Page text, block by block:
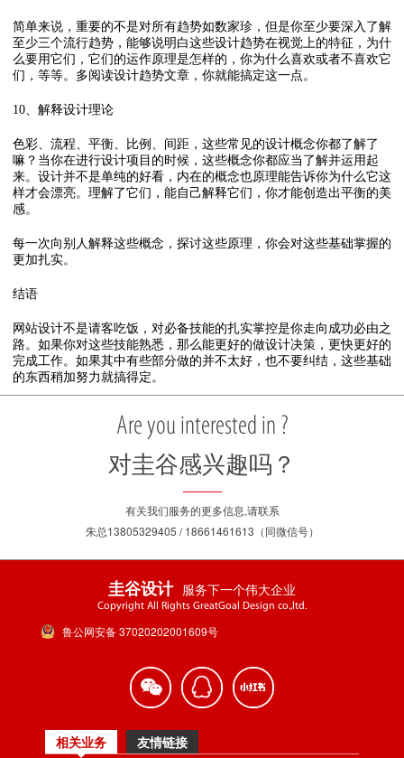
简单来说，重要的不是对所有趋势如数家珍，但是你至少要深入了解
至少三个流行趋势，能够说明白这些设计趋势在视觉上的特征，为什
么要用它们，它们的运作原理是怎样的，你为什么喜欢或者不喜欢它
们，等等。多阅读设计趋势文章，你就能搞定这一点。
10、解释设计理论
色彩、流程、平衡、比例、间距，这些常见的设计概念你都了解了
嘛？当你在进行设计项目的时候，这些概念你都应当了解并运用起
来。设计并不是单纯的好看，内在的概念也原理能告诉你为什么它这
样才会漂亮。理解了它们，能自己解释它们，你才能创造出平衡的美
感。
每一次向别人解释这些概念，探讨这些原理，你会对这些基础掌握的
更加扎实。
结语
网站设计不是请客吃饭，对必备技能的扎实掌控是你走向成功必由之
路。如果你对这些技能熟悉，那么能更好的做设计决策，更快更好的
完成工作。如果其中有些部分做的并不太好，也不要纠结，这些基础
的东西稍加努力就搞得定。
Are you interested in ?
对圭谷感兴趣吗？
有关我们服务的更多信息,请联系
朱总13805329405 / 18661461613（同微信号）
圭谷设计 服务下一个伟大企业
Copyright All Rights GreatGoal Design co.,ltd.
鲁公网安备 37020202001609号
相关业务 友情链接